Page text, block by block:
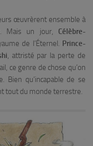
œuvrèrent ensemble à
Mais un jour, Célèbre-
de l’Éternel. Prince-
, attristé par la perte de
ce genre de chose qu’on
Bien qu’incapable de se
tout du monde terrestre.